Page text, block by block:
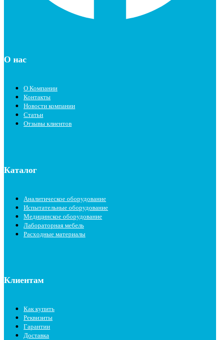
О нас
О Компании
Контакты
Новости компании
Статьи
Отзывы клиентов
Каталог
Аналитическое оборудование
Испытательные оборудование
Медицинское оборудование
Лабораторная мебель
Расходные материалы
Клиентам
Как купить
Реквизиты
Гарантии
Доставка